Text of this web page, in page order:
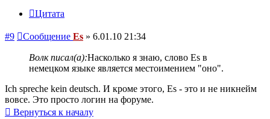
Цитата
#9 Сообщение Es » 6.01.10 21:34
Волк писал(а):Насколько я знаю, слово Es в
немецком языке является местоимением "оно".
Ich spreche kein deutsch. И кроме этого, Es - это и не никнейм
вовсе. Это просто логин на форуме.
Вернуться к началу